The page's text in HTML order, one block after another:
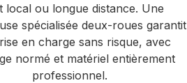
local ou longue distance. Une
spécialisée deux-roues garantit
en charge sans risque, avec
normé et matériel entièrement
professionnel.